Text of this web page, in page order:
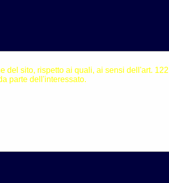
del sito, rispetto ai quali, ai sensi dell'art. 122
parte dell'interessato.